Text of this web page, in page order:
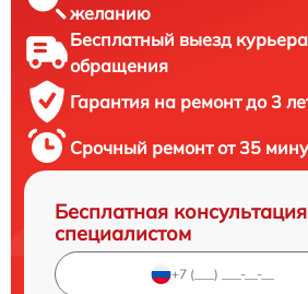
желанию
Бесплатный выезд
обращения
Гарантия на ремонт до 3
Срочный ремонт от 35
Бесплатная
специалистом